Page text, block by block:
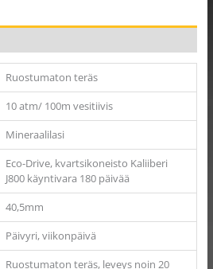
Ruostumaton teräs
10 atm/ 100m vesitiivis
Mineraalilasi
Eco-Drive, kvartsikoneisto Kaliiberi
J800 käyntivara 180 päivää
40,5mm
Päivyri, viikonpäivä
Ruostumaton teräs, leveys noin 20